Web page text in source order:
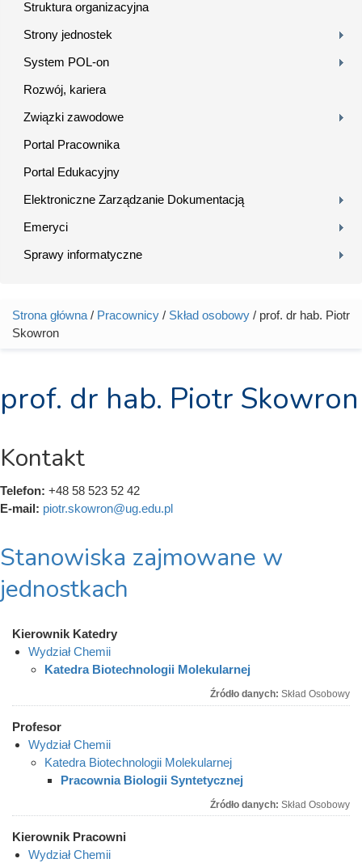
Struktura organizacyjna
Strony jednostek
System POL-on
Rozwój, kariera
Związki zawodowe
Portal Pracownika
Portal Edukacyjny
Elektroniczne Zarządzanie Dokumentacją
Emeryci
Sprawy informatyczne
Jesteś tutaj
Strona główna / Pracownicy / Skład osobowy / prof. dr hab. Piotr
Skowron
prof. dr hab. Piotr Skowron
Kontakt
Telefon: +48 58 523 52 42
E-mail: piotr.skowron@ug.edu.pl
Stanowiska zajmowane w
jednostkach
Kierownik Katedry
Wydział Chemii
Katedra Biotechnologii Molekularnej
Źródło danych: Skład Osobowy
Profesor
Wydział Chemii
Katedra Biotechnologii Molekularnej
Pracownia Biologii Syntetycznej
Źródło danych: Skład Osobowy
Kierownik Pracowni
Wydział Chemii